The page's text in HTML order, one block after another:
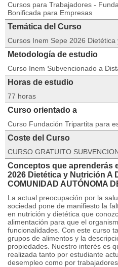
Cursos para Trabajadores -
Bonificada para Empresas
Temática del Curso
Cursos Inem Sepe 2026 Dietética
Metodología de estudio
Curso Inem Subvencionado a
Horas de estudio
77 horas
Curso orientado a
Curso Fundación Tripartita para
Coste del Curso
CURSO GRATUITO
Conceptos que aprenderás
2026 Dietética y Nutrición A
COMUNIDAD AUTÓNOMA
La actual preocupación por la
sociedad pone de manifiesto la
en nutrición y dietética que
alimentación para que el
funcionalidades. Con este curso
grupos de alimentos y la
propiedades. Nuestro interés es
realizada tanto por estudiante
desempleo como por